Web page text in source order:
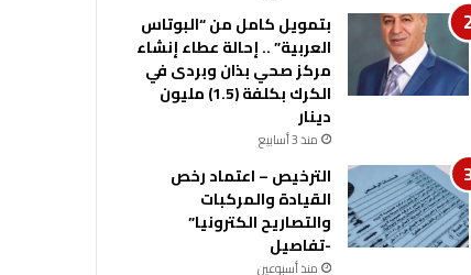
بتمويل كامل من “البوتاس
العربية” .. إحالة عطاء إنشاء
مركز صحي بذان وبردى في
الكرك بكلفة (1.5) مليون
دينار
منذ 3 أسابيع
الترخيص – اعتماد رخص
القيادة والمركبات
والتصاريح الكترونيا”
-تفاصيل
منذ أسبوعين